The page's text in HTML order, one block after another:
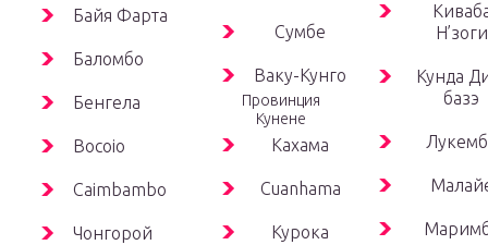
Байя Фарта
Баломбо
Бенгела
Bocoio
Caimbambo
Чонгорой
Сумбе
Ваку-Кунго
Провинция
Кунене
Кахама
Cuanhama
Курока
Н’зоги
Кунда
базэ